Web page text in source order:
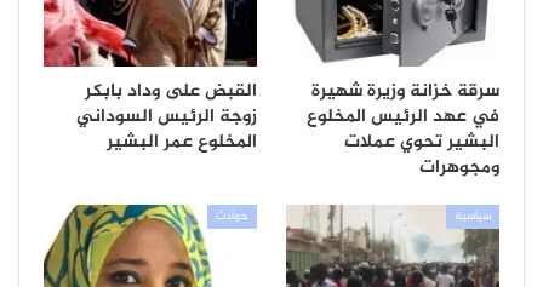
سرقة خزانة وزيرة شهيرة
في عهد الرئيس المخلوع
البشير تحوي عملات
ومجوهرات
القبض على وداد بابكر
زوجة الرئيس السوداني
المخلوع عمر البشير
سياسية حوادث